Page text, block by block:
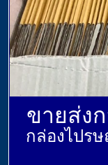
ขายส่ง
กล่องไปร